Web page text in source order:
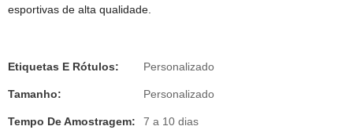
esportivas de alta qualidade.
Etiquetas E Rótulos: Personalizado
Tamanho: Personalizado
Tempo De Amostragem: 7 a 10 dias